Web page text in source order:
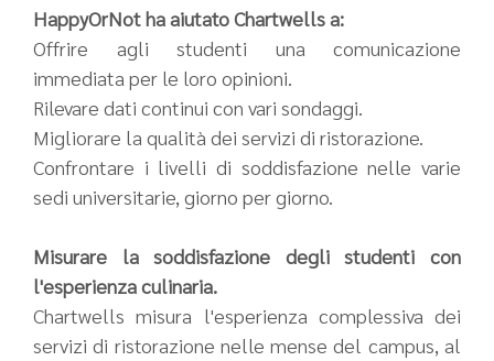
HappyOrNot ha aiutato Chartwells a:
Offrire agli studenti una comunicazione
immediata per le loro opinioni.
Rilevare dati continui con vari sondaggi.
Migliorare la qualità dei servizi di ristorazione.
Confrontare i livelli di soddisfazione nelle varie
sedi universitarie, giorno per giorno.
Misurare la soddisfazione degli studenti con
l'esperienza culinaria.
Chartwells misura l'esperienza complessiva dei
servizi di ristorazione nelle mense del campus, al